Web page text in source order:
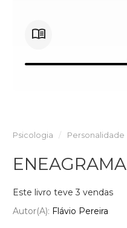
Psicologia Personalidade
ENEAGRAMA
Este livro teve 3 vendas
Autor(a): Flávio Pereira